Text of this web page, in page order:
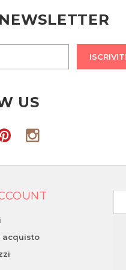
US
acquisto